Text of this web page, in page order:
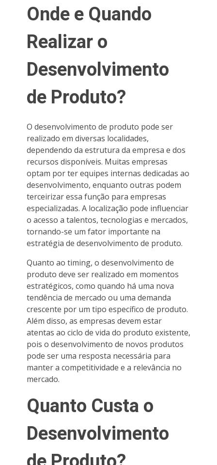
Onde e Quando
Realizar o
Desenvolvimento
de Produto?
O desenvolvimento de produto pode ser
realizado em diversas localidades,
dependendo da estrutura da empresa e dos
recursos disponíveis. Muitas empresas
optam por ter equipes internas dedicadas ao
desenvolvimento, enquanto outras podem
terceirizar essa função para empresas
especializadas. A localização pode influenciar
o acesso a talentos, tecnologias e mercados,
tornando-se um fator importante na
estratégia de desenvolvimento de produto.
Quanto ao timing, o desenvolvimento de
produto deve ser realizado em momentos
estratégicos, como quando há uma nova
tendência de mercado ou uma demanda
crescente por um tipo específico de produto.
Além disso, as empresas devem estar
atentas ao ciclo de vida do produto existente,
pois o desenvolvimento de novos produtos
pode ser uma resposta necessária para
manter a competitividade e a relevância no
mercado.
Quanto Custa o
Desenvolvimento